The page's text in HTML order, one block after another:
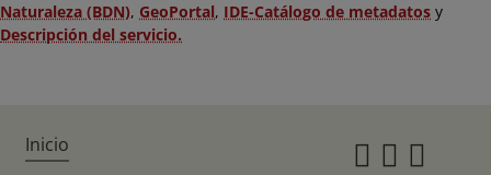
Naturaleza (BDN), GeoPortal, IDE-Catálogo de metadatos y
Descripción del servicio.
Inicio